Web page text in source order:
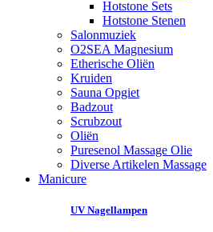
Hotstone Sets
Hotstone Stenen
Salonmuziek
O2SEA Magnesium
Etherische Oliën
Kruiden
Sauna Opgiet
Badzout
Scrubzout
Oliën
Puresenol Massage Olie
Diverse Artikelen Massage
Manicure
UV Nagellampen